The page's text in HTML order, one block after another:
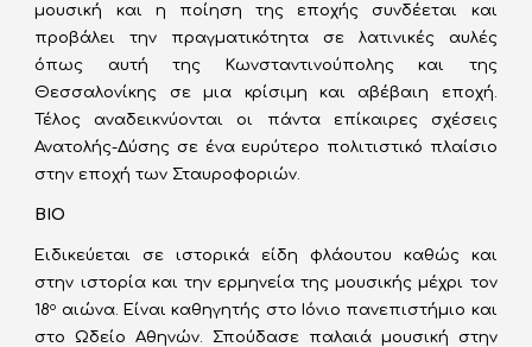
μουσική και η ποίηση της εποχής συνδέεται και
προβάλει την πραγματικότητα σε λατινικές αυλές
όπως αυτή της Κωνσταντινούπολης και της
Θεσσαλονίκης σε μια κρίσιμη και αβέβαιη εποχή.
Τέλος αναδεικνύονται οι πάντα επίκαιρες σχέσεις
Ανατολής-Δύσης σε ένα ευρύτερο πολιτιστικό πλαίσιο
στην εποχή των Σταυροφοριών.
ΒΙΟ
Ειδικεύεται σε ιστορικά είδη φλάουτου καθώς και
στην ιστορία και την ερμηνεία της μουσικής μέχρι τον
18ο αιώνα. Είναι καθηγητής στο Ιόνιο πανεπιστήμιο και
στο Ωδείο Αθηνών. Σπούδασε παλαιά μουσική στην